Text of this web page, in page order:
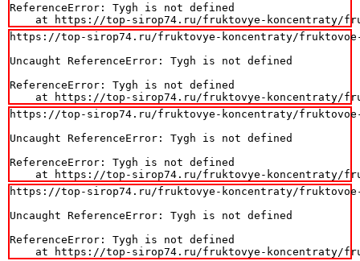
ReferenceError: Tygh is not defined
at https://top-sirop74.ru/fruktovye-koncentraty/
https://top-sirop74.ru/fruktovye-koncentraty/fruktovoe-
Uncaught ReferenceError: Tygh is not defined
ReferenceError: Tygh is not defined
at https://top-sirop74.ru/fruktovye-koncentraty/
https://top-sirop74.ru/fruktovye-koncentraty/fruktovoe-
Uncaught ReferenceError: Tygh is not defined
ReferenceError: Tygh is not defined
at https://top-sirop74.ru/fruktovye-koncentraty/
https://top-sirop74.ru/fruktovye-koncentraty/fruktovoe-
Uncaught ReferenceError: Tygh is not defined
ReferenceError: Tygh is not defined
at https://top-sirop74.ru/fruktovye-koncentraty/